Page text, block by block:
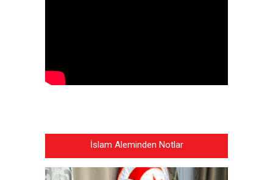
İslam Aleminden Notlar